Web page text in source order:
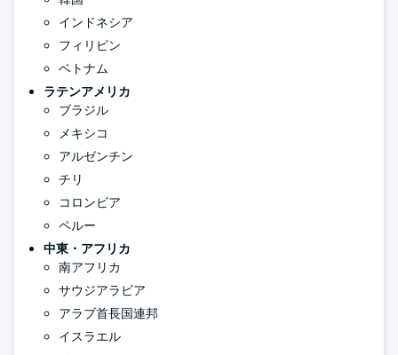
インドネシア
フィリピン
ベトナム
ラテンアメリカ
ブラジル
メキシコ
アルゼンチン
チリ
コロンビア
ペルー
中東・アフリカ
南アフリカ
サウジアラビア
アラブ首長国連邦
イスラエル